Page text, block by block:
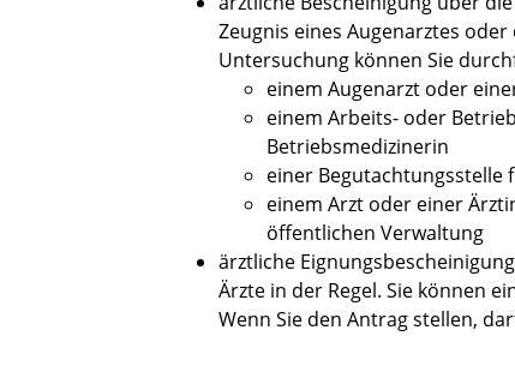
Zeugnis eines Augenarztes
Untersuchung können Sie
einem Augenarzt oder
einem Arbeits- oder
Betriebsmedizinerin
einer Begutachtungsstelle
einem Arzt oder einer
öffentlichen Verwaltung
ärztliche
Ärzte in der Regel. Sie können
Wenn Sie den Antrag stellen,